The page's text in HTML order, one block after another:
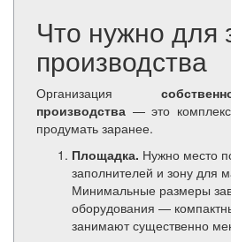
Что нужно для
производства
Организация
производства — это
продумать заранее.
Площадка. Нужно место
заполнителей и зону для
Минимальные размеры
оборудования —
занимают существенно